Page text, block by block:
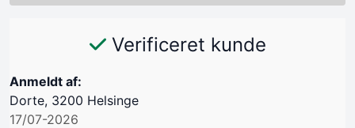
Verificeret kunde
Anmeldt af:
Dorte, 3200 Helsinge
17/07-2026